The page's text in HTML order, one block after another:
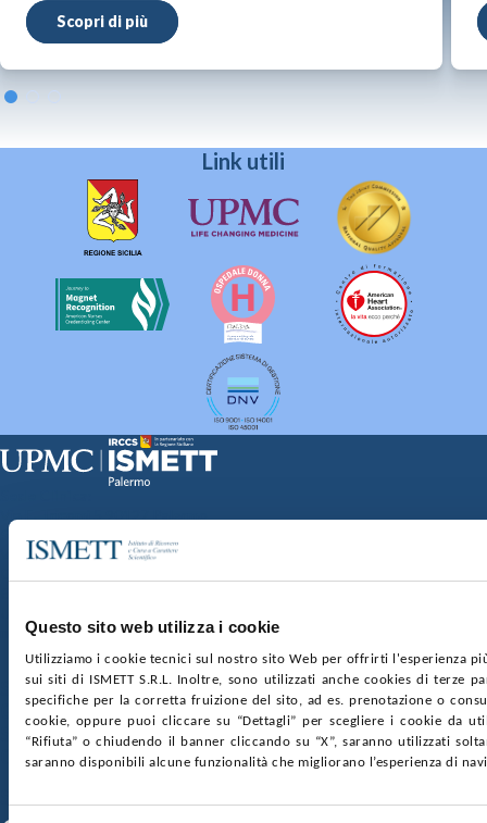
Questo sito web utilizza i cookie
Utilizziamo i cookie tecnici sul nostro sito Web per offrirti l'esperienza
sui siti di ISMETT S.R.L. Inoltre, sono utilizzati anche cookies di terze
specifiche per la corretta fruizione del sito, ad es. prenotazione o
cookie, oppure puoi cliccare su “Dettagli” per scegliere i cookie da
“Rifiuta” o chiudendo il banner cliccando su “X”, saranno utilizzati
saranno disponibili alcune funzionalità che migliorano l’esperienza di
Scopri di più
Link utili
Via Discesa dei Giudici 4 90133 Palermo
nr. REA PA-201818 P.I. 04544550827
SOCIETÀ TRASPARENTE WHISTLEBLOWING
GARE E CONTRATTIPRIVACYCOOKIE POLICY
SOSTIENICIMAPPA DEL SITOACCESSIBILITÀ
CONTATTI